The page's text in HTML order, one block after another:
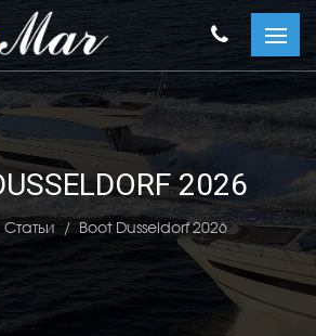
2026
Статьи Boot Dusseldorf 2026